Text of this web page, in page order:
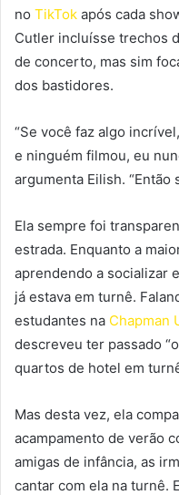
no TikTok após cada
Cutler incluísse trechos
de concerto, mas sim
dos bastidores.
“Se você faz algo
e ninguém filmou, eu
argumenta Eilish. “Então
Ela sempre foi
estrada. Enquanto a
aprendendo a socializar
já estava em turnê.
estudantes na Chapman
descreveu ter passado
quartos de hotel em
Mas desta vez, ela
acampamento de verão
amigas de infância, as
cantar com ela na turnê.